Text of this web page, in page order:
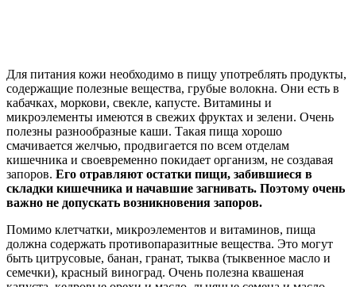
Для питания кожи необходимо в пищу употреблять продукты,
содержащие полезные вещества, грубые волокна. Они есть в
кабачках, моркови, свекле, капусте. Витамины и
микроэлементы имеются в свежих фруктах и зелени. Очень
полезны разнообразные каши. Такая пища хорошо
смачивается желчью, продвигается по всем отделам
кишечника и своевременно покидает организм, не создавая
запоров. Его отравляют остатки пищи, забившиеся в
складки кишечника и начавшие загнивать. Поэтому очень
важно не допускать возникновения запоров.
Помимо клетчатки, микроэлементов и витаминов, пища
должна содержать противопаразитные вещества. Это могут
быть цитрусовые, банан, гранат, тыква (тыквенное масло и
семечки), красный виноград. Очень полезна квашеная